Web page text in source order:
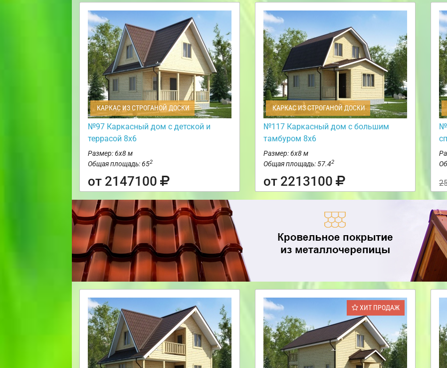
КАРКАС ИЗ СТРОГАНОЙ ДОСКИ
№97 Каркасный дом с детской и
террасой 8х6
Размер: 6х8 м
Общая площадь: 652
от 2147100
КАРКАС ИЗ СТРОГАНОЙ ДОСКИ
№117 Каркасный дом с большим
тамбуром 8х6
Размер: 6х8 м
Общая площадь: 57.42
от 2213100
ХИТ ПРОДАЖ